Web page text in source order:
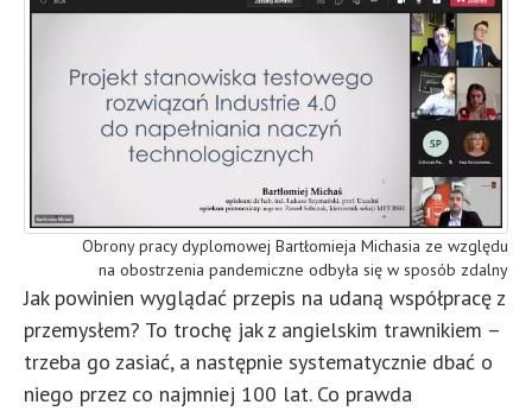
Obrony pracy dyplomowej Bartłomieja Michasia ze względu
na obostrzenia pandemiczne odbyła się w sposób zdalny
Jak powinien wyglądać przepis na udaną współpracę z
przemysłem? To trochę jak z angielskim trawnikiem –
trzeba go zasiać, a następnie systematycznie dbać o
niego przez co najmniej 100 lat. Co prawda